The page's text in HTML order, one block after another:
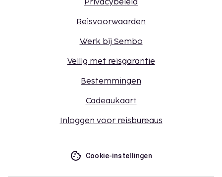
Privacybeleid
Reisvoorwaarden
Werk bij Sembo
Veilig met reisgarantie
Bestemmingen
Cadeaukaart
Inloggen voor reisbureaus
Cookie-instellingen